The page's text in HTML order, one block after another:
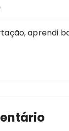
aprendi